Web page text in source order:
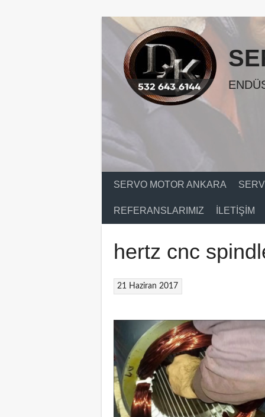
SERVO MOTOR ANKARA
REFERANSLARIMIZ İLETIŞIM
hertz cnc
21 Haziran 2017